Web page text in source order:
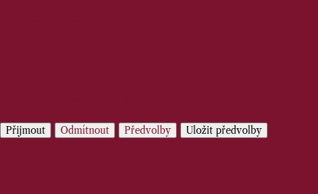
Přijmout Odmítnout Předvolby Uložit předvolby